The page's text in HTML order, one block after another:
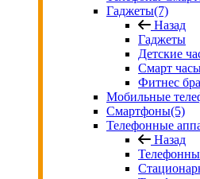
Гаджеты(7)
Назад
Гаджеты
Детские
Смарт
Фитнес
Мобильные
Смартфоны(5)
Телефонные
Назад